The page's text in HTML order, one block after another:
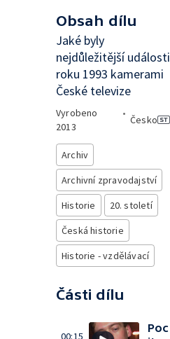
Obsah dílu
Jaké byly
nejdůležitější události
roku 1993 kamerami
České televize
Vyrobeno
2013
•
Česko
Archiv
Archivní zpravodajství
Historie
20. století
Česká historie
Historie - vzdělávací
Části dílu
00:15
Poc